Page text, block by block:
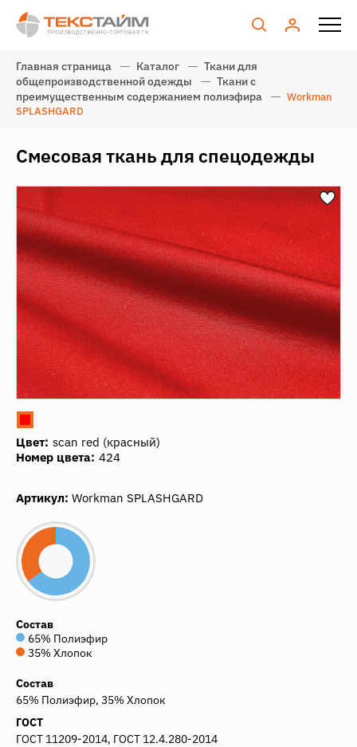
Главная страница Каталог
Ткани для
общепроизводственной одежды
Ткани с
преимущественным содержанием полиэфира
Workman
SPLASHGARD
Смесовая ткань для спецодежды
Цвет: scan red (красный)
Номер цвета: 424
Артикул: Workman SPLASHGARD
Состав
65% Полиэфир
35% Хлопок
Состав
65% Полиэфир, 35% Хлопок
ГОСТ
ГОСТ 11209-2014, ГОСТ 12.4.280-2014